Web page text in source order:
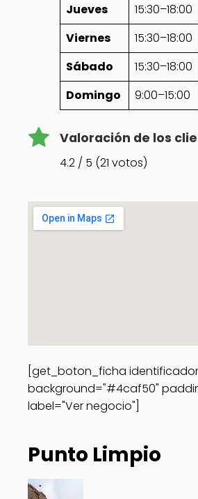
Jueves
15:30–18:00
Viernes
15:30–18:00
Sábado
15:30–18:00
Domingo
9:00–15:00
Valoración de los
4.2 / 5 (21 votos)
[get_boton_ficha
background="#4caf50"
label="Ver negocio"]
Punto Limpio